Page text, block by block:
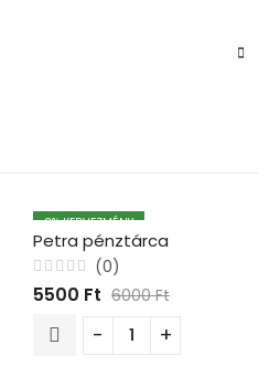
8% KEDVEZMÉNY
Petra pénztárca
Értékelés:
0
(0)
5500 Ft 6000Ft